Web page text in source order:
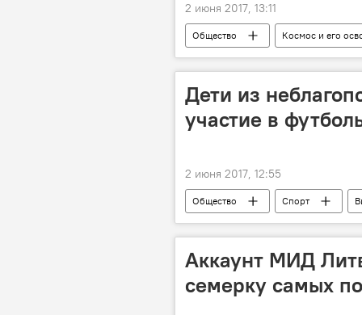
2 июня 2017, 13:11
Общество Космос и его
космос
флаг
Дети из
участие в
2 июня 2017, 12:55
Общество Спорт
социальная изоляция
Аккаунт МИД
семерку самых